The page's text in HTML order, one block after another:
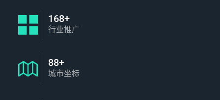
168+
行业推广
88+
城市坐标